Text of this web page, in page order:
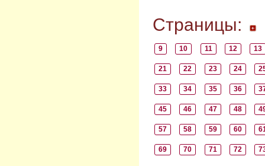
Страницы:
9 10 11 12 13
21 22 23 24
33 34 35 36
45 46 47 48
57 58 59 60
69 70 71 72